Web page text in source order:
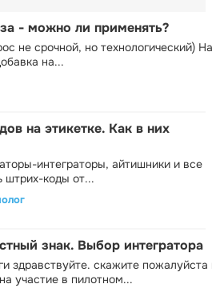
- можно ли применять?
не срочной, но технологический) На
на...
на этикетке. Как в них
интеграторы, айтишники и все
штрих-коды от...
знак. Выбор интегратора
здравствуйте. скажите пожалуйста
участие в пилотном...